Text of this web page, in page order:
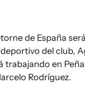
de España
del club,
trabajando en
Rodríguez.